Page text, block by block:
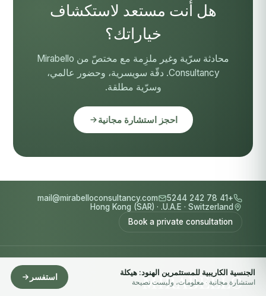
هل أنت مستعد لاستكشاف
خياراتك؟
محادثة سرّية وغير ملزِمة مع مختصّ من Mirabello
Consultancy. دقّة سويسرية، وحضور عالمي،
وسرّية مطلقة.
احجز استشارة مجانية
الجنسية الكاريبية للمستثمرين الهنود: هيكلة
استشارة مجانية · معلومات، وليست نصيحة
استفسر
+41 78 242 5244
mail@mirabelloconsultancy.com
Switzerland
·
U.A.E.
·
Hong Kong (SAR)
Book a private consultation